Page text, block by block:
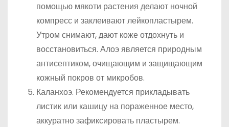
помощью мякоти растения делают ночной
компресс и заклеивают лейкопластырем.
Утром снимают, дают коже отдохнуть и
восстановиться. Алоэ является природным
антисептиком, очищающим и защищающим
кожный покров от микробов.
Каланхоэ. Рекомендуется прикладывать
листик или кашицу на пораженное место,
аккуратно зафиксировать пластырем.